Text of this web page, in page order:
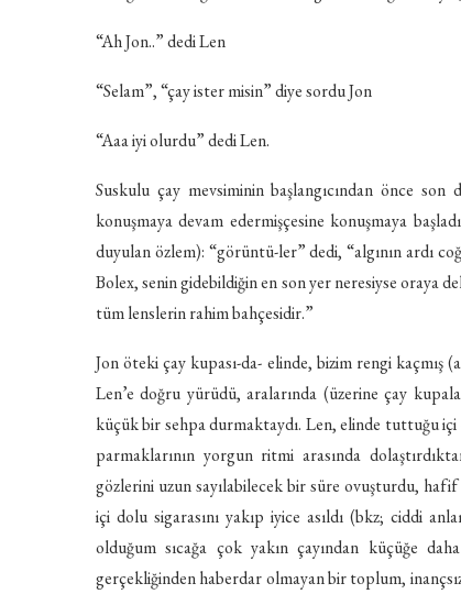
“Ah Jon..” dedi Len
“Selam”, “çay ister misin” diye sordu Jon
“Aaa iyi olurdu” dedi Len.
Suskulu çay mevsiminin başlangıcından önce
konuşmaya devam edermişçesine konuşmaya
duyulan özlem): “görüntü-ler” dedi, “algının ardı
Bolex, senin gidebildiğin en son yer neresiyse oraya
tüm lenslerin rahim bahçesidir.”
Jon öteki çay kupası-da- elinde, bizim rengi
Len’e doğru yürüdü, aralarında (üzerine çay
küçük bir sehpa durmaktaydı. Len, elinde tuttuğu içi
parmaklarının yorgun ritmi arasında
gözlerini uzun sayılabilecek bir süre ovuşturdu,
içi dolu sigarasını yakıp iyice asıldı (bkz; ciddi
olduğum sıcağa çok yakın çayından küçüğe
gerçekliğinden haberdar olmayan bir toplum,